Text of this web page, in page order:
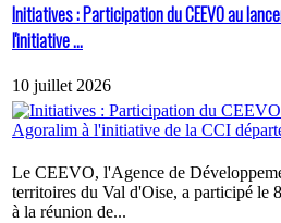
Initiatives : Participation du CEEVO au
l'initiative ...
10 juillet 2026
Le CEEVO, l'Agence de
territoires du Val d'Oise, a participé le
à la réunion de...